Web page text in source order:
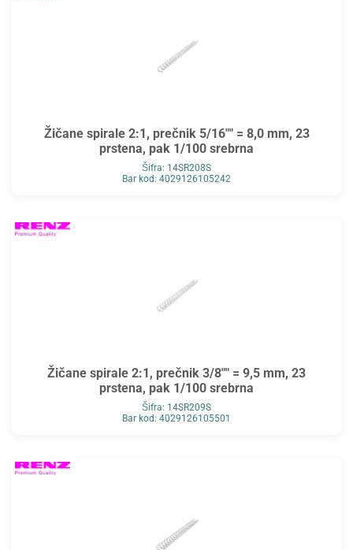
Žičane spirale 2:1, prečnik 5/16"" = 8,0 mm, 23
prstena, pak 1/100 srebrna
Šifra: 14SR208S
Bar kod: 4029126105242
Žičane spirale 2:1, prečnik 3/8"" = 9,5 mm, 23
prstena, pak 1/100 srebrna
Šifra: 14SR209S
Bar kod: 4029126105501